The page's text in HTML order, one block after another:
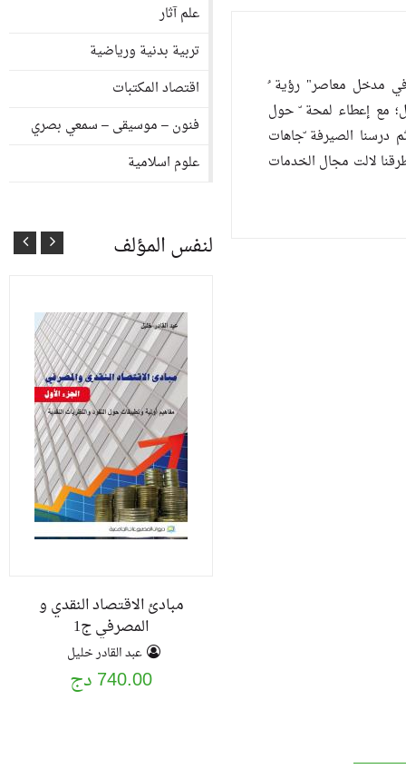
مدخل معاصر" رؤية
مع إعطاء لمحة ّ حول
درسنا الصيرفة ّجاهات
لالت مجال الخدمات
علم آثار
تربية بدنية ورياضية
اقتصاد المكتبات
فنون – موسيقى – سمعي بصري
علوم اسلامية
لنفس المؤلف
مبادئ الاقتصاد النقدي و
المصرفي ج1
عبد القادر خليل
740.00 دج